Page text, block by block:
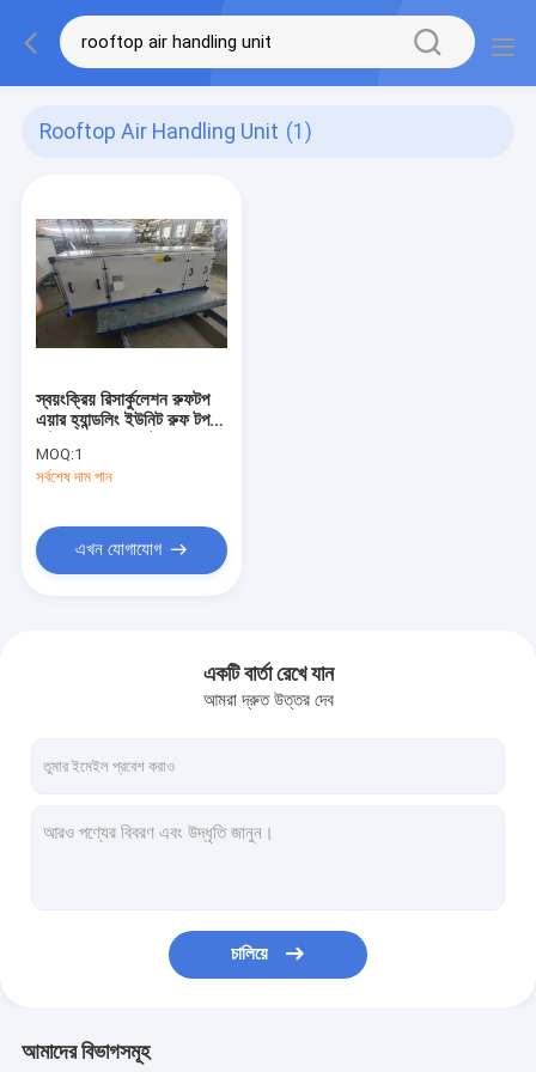
Rooftop Air Handling Unit (1)
স্বয়ংক্রিয় রিসার্কুলেশন রুফটপ
এয়ার হ্যান্ডলিং ইউনিট রুফ টপ
MOQ:1
সর্বশেষ দাম পান
এখন যোগাযোগ
একটি বার্তা রেখে যান
আমরা দ্রুত উত্তর দেব
চালিয়ে
আমাদের বিভাগসমূহ